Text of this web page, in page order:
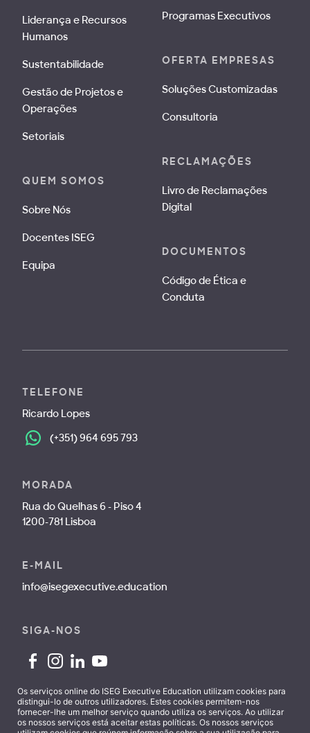
Liderança e Recursos
Humanos
Sustentabilidade
Gestão de Projetos e
Operações
Setoriais
QUEM SOMOS
Sobre Nós
Docentes ISEG
Equipa
Programas Executivos
OFERTA EMPRESAS
Soluções Customizadas
Consultoria
RECLAMAÇÕES
Livro de Reclamações
Digital
DOCUMENTOS
Código de Ética e
Conduta
TELEFONE
Ricardo Lopes
(+351) 964 695 793
MORADA
Rua do Quelhas 6 - Piso 4
1200-781 Lisboa
E-MAIL
info@isegexecutive.education
SIGA-NOS
Contactos
Os serviços online do ISEG Executive Education utilizam cookies para
distingui-lo de outros utilizadores. Estes cookies permitem-nos
fornecer-lhe um melhor serviço quando utiliza os serviços. Ao utilizar
os nossos serviços está aceitar estas políticas. Os nossos serviços